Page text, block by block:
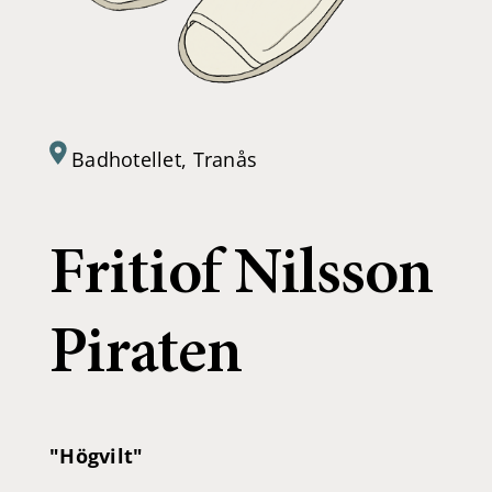
Badhotellet, Tranås
Fritiof Nilsson
Piraten
"Högvilt"